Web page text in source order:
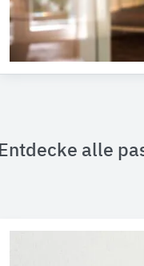
Entdecke alle